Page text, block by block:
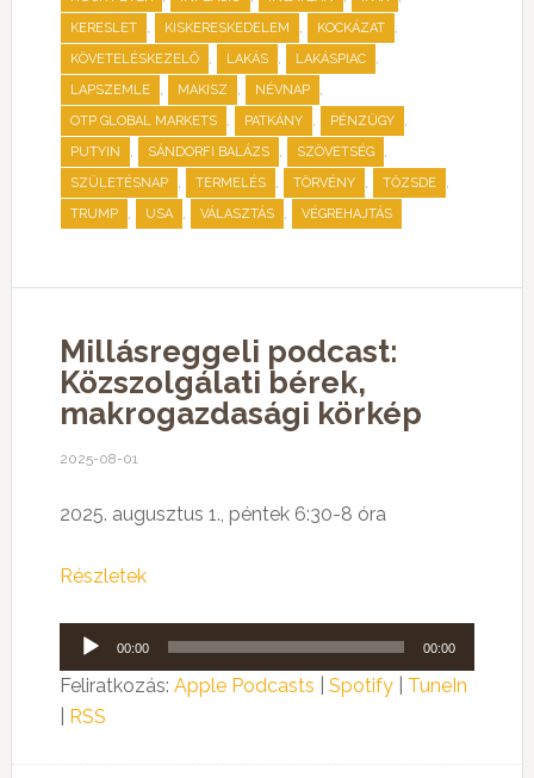
KERESLET , KISKERESKEDELEM , KOCKÁZAT ,
KÖVETELÉSKEZELŐ , LAKÁS , LAKÁSPIAC ,
LAPSZEMLE , MAKISZ , NÉVNAP ,
OTP GLOBAL MARKETS , PATKÁNY , PÉNZÜGY ,
PUTYIN , SÁNDORFI BALÁZS , SZÖVETSÉG ,
SZÜLETÉSNAP , TERMELÉS , TÖRVÉNY , TŐZSDE ,
TRUMP , USA , VÁLASZTÁS , VÉGREHAJTÁS
Millásreggeli podcast:
Közszolgálati bérek,
makrogazdasági körkép
2025-08-01
2025. augusztus 1., péntek 6:30-8 óra
Részletek
Audió
lejátszó
00:00 00:00
Feliratkozás: Apple Podcasts Spotify| TuneIn
RSS